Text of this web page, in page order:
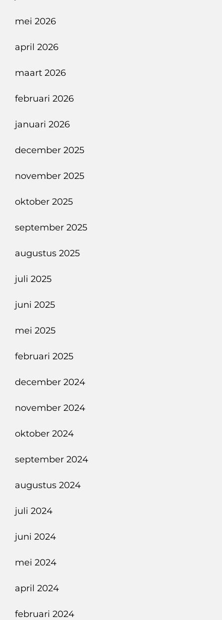
mei 2026
april 2026
maart 2026
februari 2026
januari 2026
december 2025
november 2025
oktober 2025
september 2025
augustus 2025
juli 2025
juni 2025
mei 2025
februari 2025
december 2024
november 2024
oktober 2024
september 2024
augustus 2024
juli 2024
juni 2024
mei 2024
april 2024
februari 2024